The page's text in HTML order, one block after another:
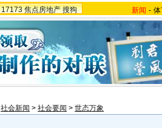
17173 焦点房地产 搜狗 新闻 -
社会新闻 > 社会要闻 > 世态万象